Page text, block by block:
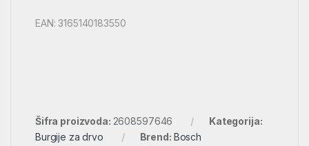
EAN: 3165140183550
Šifra proizvoda: 2608597646
Kategorija:
Burgije za drvo
Brend: Bosch